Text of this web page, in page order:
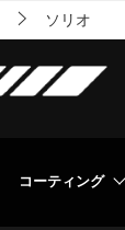
ソリオ
コーティング